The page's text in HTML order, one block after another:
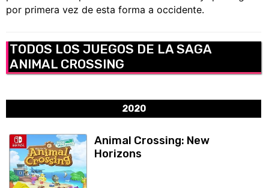
por primera vez de esta forma a occidente.
TODOS LOS JUEGOS DE LA SAGA
ANIMAL CROSSING
2020
Animal Crossing: New
Horizons